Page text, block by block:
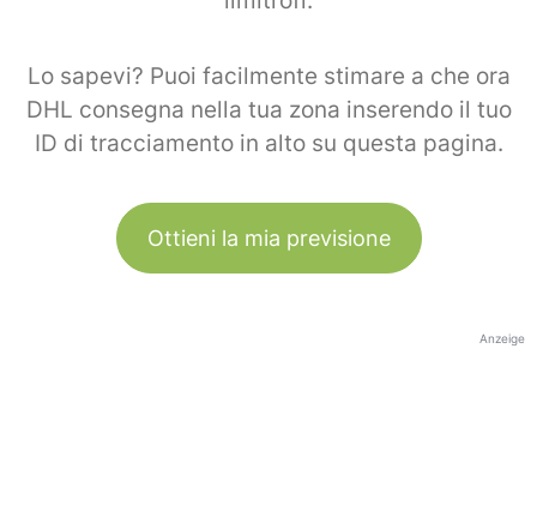
Lo sapevi? Puoi facilmente stimare a che ora
DHL consegna nella tua zona inserendo il tuo
ID di tracciamento in alto su questa pagina.
Ottieni la mia previsione
Anzeige